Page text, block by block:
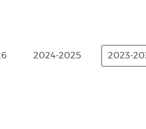
2024-2025 2023-